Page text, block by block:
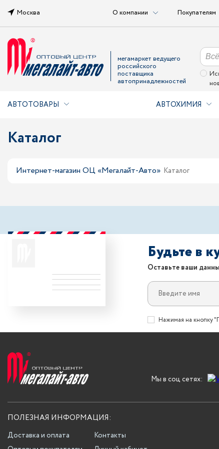
Москва О компании Покупателям
мегамаркет ведущего
российского
поставщика
автопринадлежностей
АВТОТОВАРЫ АВТОХИМИЯ
Каталог
Интернет-магазин ОЦ «Мегалайт-Авто» Каталог
Будьте в
Оставьте ваши
Нажимая на кнопку
Мы в соц сетях:
ПОЛЕЗНАЯ ИНФОРМАЦИЯ:
Доставка и оплата
Контакты